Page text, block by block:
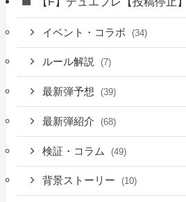
イベント・コラボ (34)
ルール解説 (7)
最新弾予想 (39)
最新弾紹介 (68)
検証・コラム (49)
背景ストーリー (10)